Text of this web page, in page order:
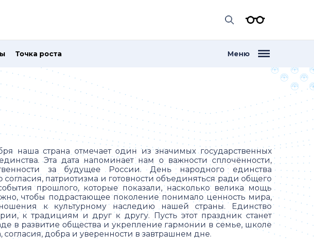
Точка роста Меню
наша страна отмечает один из значимых государственных
Эта дата напоминает нам о важности сплочённости,
за будущее России. День народного единства
патриотизма и готовности объединяться ради общего
прошлого, которые показали, насколько велика мощь
чтобы подрастающее поколение понимало ценность мира,
к культурному наследию нашей страны. Единство
к традициям и друг к другу. Пусть этот праздник станет
в развитие общества и укрепление гармонии в семье, школе
добра и уверенности в завтрашнем дне.